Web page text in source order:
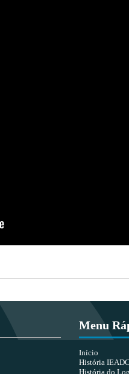
Menu
Início
História IEADC
História do